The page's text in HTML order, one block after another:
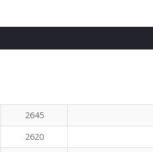
2645
2620